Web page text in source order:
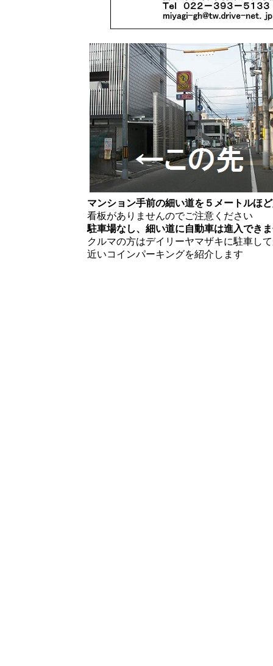
マンション手前の細い道を５メートルほ
看板がありませんのでご注意ください
駐車場なし、細い道に自動車は進入でき
クルマの方はデイリーヤマザキに駐車し
近いコインパーキングを紹介します